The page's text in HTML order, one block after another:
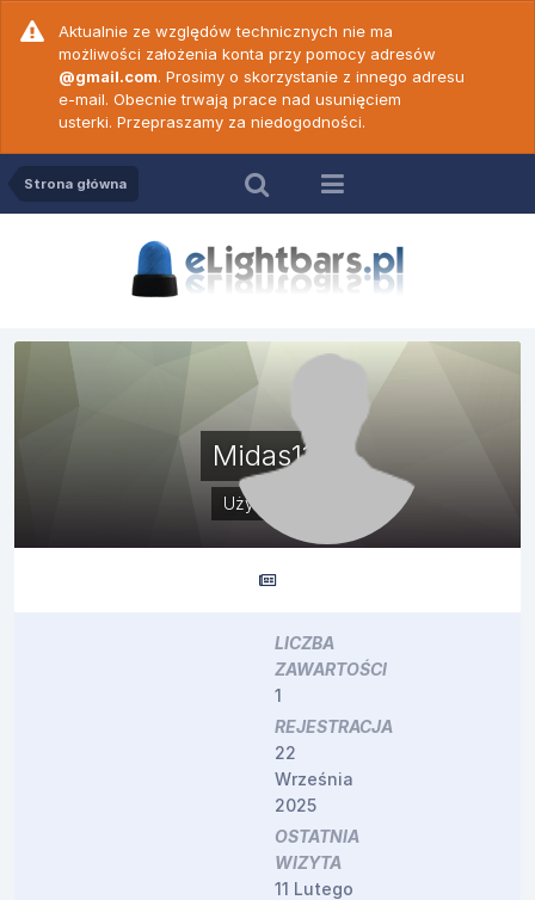
Aktualnie ze względów technicznych nie ma
możliwości założenia konta przy pomocy adresów
@gmail.com. Prosimy o skorzystanie z innego adresu
e-mail. Obecnie trwają prace nad usunięciem
usterki. Przepraszamy za niedogodności.
Strona główna
Midas111
Użytkownik
LICZBA
ZAWARTOŚCI
1
REJESTRACJA
22
Września
2025
OSTATNIA
WIZYTA
11 Lutego